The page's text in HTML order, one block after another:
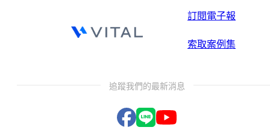
訂閱電子報
索取案例集
追蹤我們的最新消息